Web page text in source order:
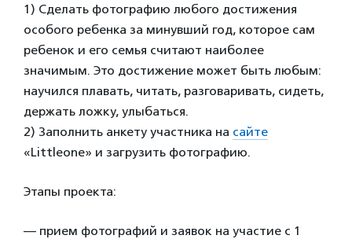
1) Сделать фотографию любого достижения
особого ребенка за минувший год, которое сам
ребенок и его семья считают наиболее
значимым. Это достижение может быть любым:
научился плавать, читать, разговаривать, сидеть,
держать ложку, улыбаться.
2) Заполнить анкету участника на сайте
«Littleone» и загрузить фотографию.
Этапы проекта:
— прием фотографий и заявок на участие с 1